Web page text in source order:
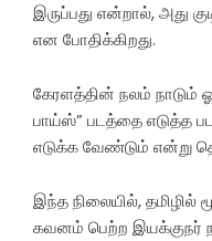
இருப்பது என்றால், அது
என போதிக்கிறது.
கேரளத்தின் நலம் நாடும்
பாய்ஸ்” படத்தை எடுத்த
எடுக்க வேண்டும் என்று
இந்த நிலையில், தமிழில்
கவனம் பெற்ற